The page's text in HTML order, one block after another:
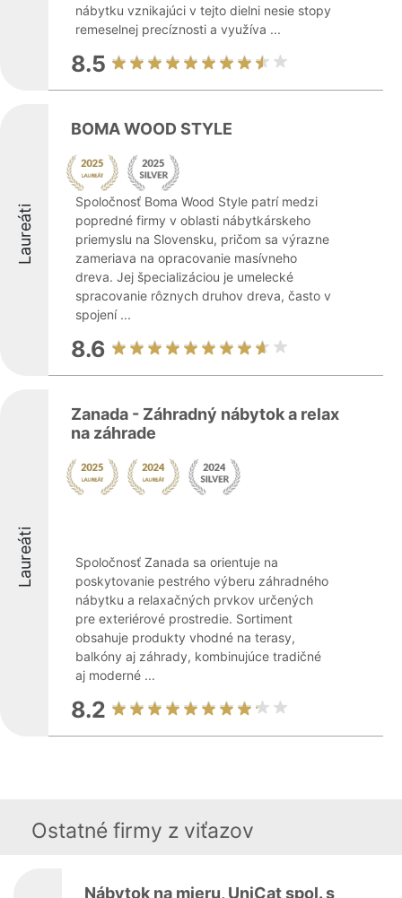
nábytku vznikajúci v tejto dielni nesie stopy
remeselnej precíznosti a využíva ...
8.5
Laureáti
BOMA WOOD STYLE
Spoločnosť Boma Wood Style patrí medzi
popredné firmy v oblasti nábytkárskeho
priemyslu na Slovensku, pričom sa výrazne
zameriava na opracovanie masívneho
dreva. Jej špecializáciou je umelecké
spracovanie rôznych druhov dreva, často v
spojení ...
8.6
Laureáti
Zanada - Záhradný nábytok a relax
na záhrade
Spoločnosť Zanada sa orientuje na
poskytovanie pestrého výberu záhradného
nábytku a relaxačných prvkov určených
pre exteriérové prostredie. Sortiment
obsahuje produkty vhodné na terasy,
balkóny aj záhrady, kombinujúce tradičné
aj moderné ...
8.2
Ostatné firmy z viťazov
Nábytok na mieru, UniCat spol. s